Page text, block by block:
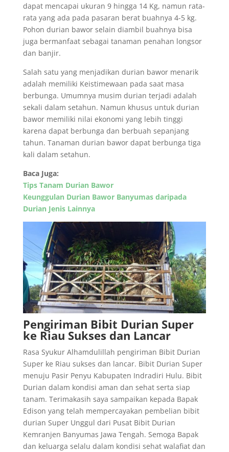
dapat mencapai ukuran 9 hingga 14 Kg, namun rata-
rata yang ada pada pasaran berat buahnya 4-5 kg.
Pohon durian bawor selain diambil buahnya bisa
juga bermanfaat sebagai tanaman penahan longsor
dan banjir.
Salah satu yang menjadikan durian bawor menarik
adalah memiliki Keistimewaan pada saat masa
berbunga. Umumnya musim durian terjadi adalah
sekali dalam setahun. Namun khusus untuk durian
bawor memiliki nilai ekonomi yang lebih tinggi
karena dapat berbunga dan berbuah sepanjang
tahun. Tanaman durian bawor dapat berbunga tiga
kali dalam setahun.
Baca Juga:
Tips Tanam Durian Bawor
Keunggulan Durian Bawor Banyumas daripada
Durian Jenis Lainnya
Pengiriman Bibit Durian Super
ke Riau Sukses dan Lancar
Rasa Syukur Alhamdulillah pengiriman Bibit Durian
Super ke Riau sukses dan lancar. Bibit Durian Super
menuju Pasir Penyu Kabupaten Indradiri Hulu. Bibit
Durian dalam kondisi aman dan sehat serta siap
tanam. Terimakasih saya sampaikan kepada Bapak
Edison yang telah mempercayakan pembelian bibit
durian Super Unggul dari Pusat Bibit Durian
Kemranjen Banyumas Jawa Tengah. Semoga Bapak
dan keluarga selalu dalam kondisi sehat walafiat dan